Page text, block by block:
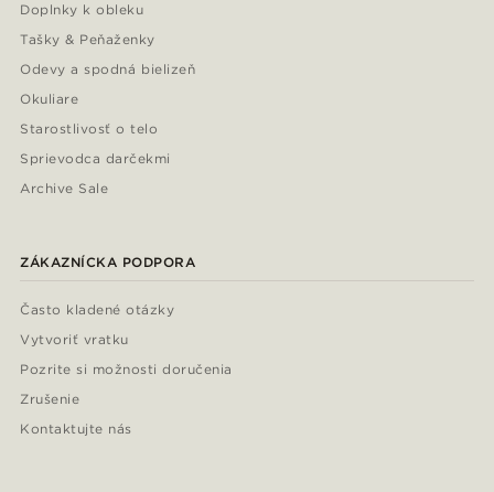
Doplnky k obleku
Tašky & Peňaženky
Odevy a spodná bielizeň
Okuliare
Starostlivosť o telo
Sprievodca darčekmi
Archive Sale
ZÁKAZNÍCKA PODPORA
Často kladené otázky
Vytvoriť vratku
Pozrite si možnosti doručenia
Zrušenie
Kontaktujte nás